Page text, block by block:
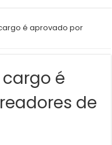
é aprovado por
é
de